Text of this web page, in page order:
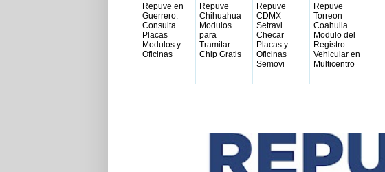
Repuve en
Guerrero:
Consulta
Placas
Modulos y
Oficinas
Repuve
Chihuahua
Modulos
para
Tramitar
Chip Gratis
Repuve
CDMX
Setravi
Checar
Placas y
Oficinas
Semovi
Repuve
Torreon
Coahuila
Modulo del
Registro
Vehicular en
Multicentro